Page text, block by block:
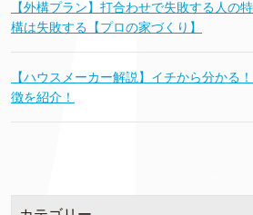
【外構プラン】打合わせで失敗する人の
構は失敗する【プロの家づくり】
【ハウスメーカー解説】イチから分かる
徴を紹介！